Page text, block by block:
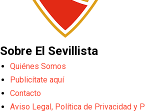
Sobre El Sevillista
Quiénes Somos
Publicítate aquí
Contacto
Aviso Legal, Política de Privacidad y